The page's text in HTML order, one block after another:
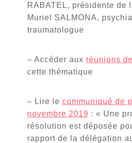
RABATEL, présidente de
Muriel SALMONA,
traumatologue
– Accéder aux réunions
cette thématique
– Lire le communiqué de
novembre 2019 : « Une
résolution est déposée
rapport de la délégation